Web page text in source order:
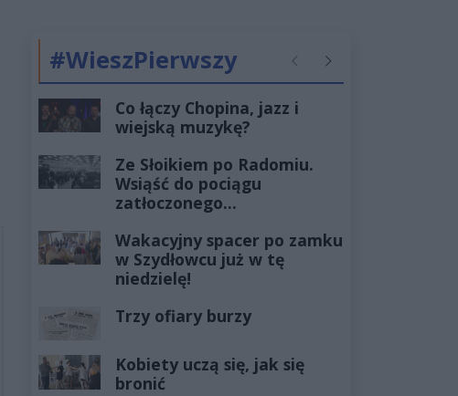
#WieszPierwszy PoprzednieNastępne
Co łączy Chopina, jazz i
wiejską muzykę?
Ze Słoikiem po Radomiu.
Wsiąść do pociągu
zatłoczonego...
Wakacyjny spacer po zamku
w Szydłowcu już w tę
niedzielę!
Trzy ofiary burzy
Kobiety uczą się, jak się
bronić